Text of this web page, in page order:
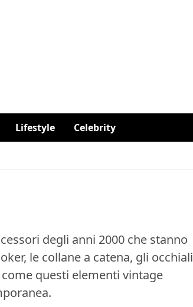
Lifestyle Celebrity
degli anni 2000 che stanno
le collane a catena, gli occhiali
questi elementi vintage